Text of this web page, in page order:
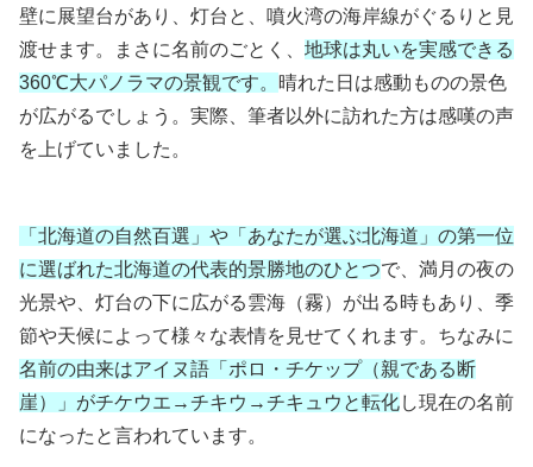
壁に展望台があり、灯台と、噴火湾の海岸線がぐるりと見
渡せます。まさに名前のごとく、 地球は丸いを実感できる
360℃大パノラマの景観です。 晴れた日は感動ものの景色
が広がるでしょう。実際、筆者以外に訪れた方は感嘆の声
を上げていました。
「北海道の自然百選」や「あなたが選ぶ北海道」の第一位
に選ばれた北海道の代表的景勝地のひとつで、満月の夜の
光景や、灯台の下に広がる雲海（霧）が出る時もあり、季
節や天候によって様々な表情を見せてくれます。ちなみに
名前の由来はアイヌ語「ポロ・チケップ（親である断
崖）」がチケウエ→チキウ→チキュウと転化し現在の名前
になったと言われています。